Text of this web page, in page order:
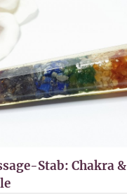
Stab: Chakra &